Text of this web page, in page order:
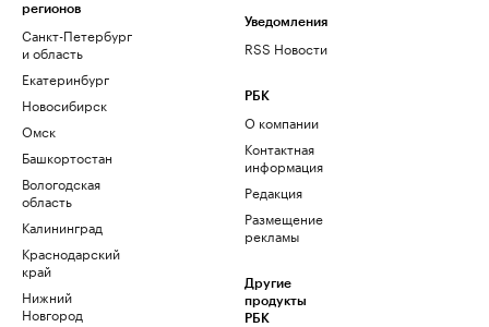
регионов
Санкт-Петербург
и область
Екатеринбург
Новосибирск
Омск
Башкортостан
Вологодская
область
Калининград
Краснодарский
край
Нижний
Новгород
Уведомления
RSS Новости
РБК
О компании
Контактная
информация
Редакция
Размещение
рекламы
Другие
продукты
РБК